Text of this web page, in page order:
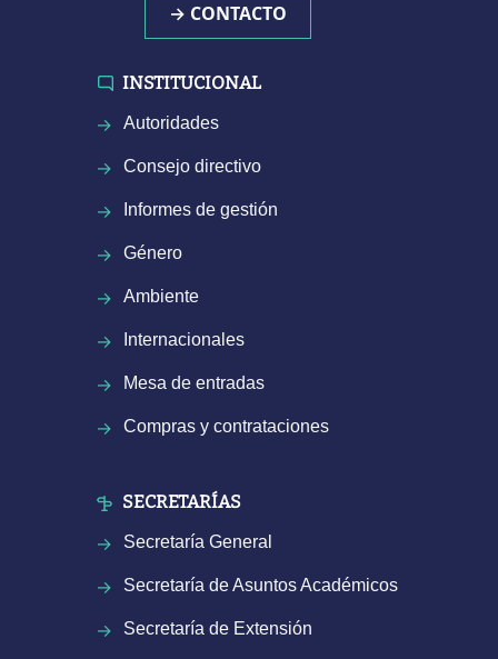
→ CONTACTO
INSTITUCIONAL
Autoridades
Consejo directivo
Informes de gestión
Género
Ambiente
Internacionales
Mesa de entradas
Compras y contrataciones
SECRETARÍAS
Secretaría General
Secretaría de Asuntos Académicos
Secretaría de Extensión